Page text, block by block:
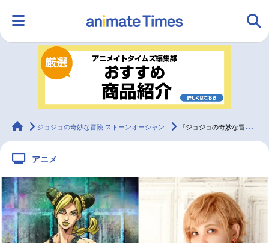
ランキング アニメ
ラジオ グッズ
2.5次元 配信・Vtuber 無料マンガ
最新記事一覧
animateTimes
ジョジョの奇妙な冒険 ストーンオーシャン 『ジョジョの奇妙な冒険 ストーンオーシャン』アニメ制作決定！主演声優はファイルーズあい
アニメ